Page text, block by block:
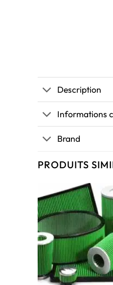
Description
Informations
Brand
PRODUITS